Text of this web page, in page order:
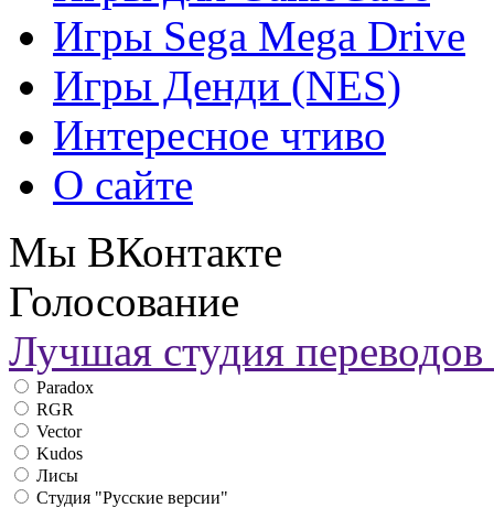
Игры Sega Mega Drive
Игры Денди (NES)
Интересное чтиво
О сайте
Мы ВКонтакте
Голосование
Лучшая студия переводов
Paradox
RGR
Vector
Kudos
Лисы
Студия "Русские версии"